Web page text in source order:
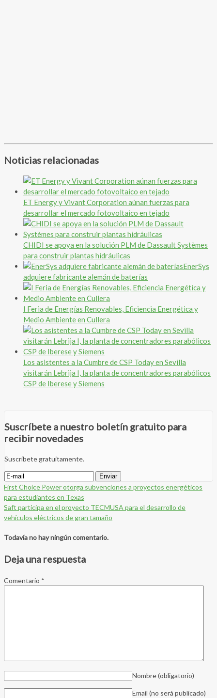
Noticias relacionadas
ET Energy y Vivant Corporation aúnan fuerzas para
desarrollar el mercado fotovoltaico en tejado
CHIDI se apoya en la solución PLM de Dassault Systèmes
para construir plantas hidráulicas
EnerSys
adquiere fabricante alemán de baterías
I Feria de Energías Renovables, Eficiencia Energética y
Medio Ambiente en Cullera
Los asistentes a la Cumbre de CSP Today en Sevilla
visitarán Lebrija I, la planta de concentradores parabólicos
CSP de Iberese y Siemens
Suscríbete a nuestro boletín gratuito para
recibir novedades
Suscríbete gratuitamente.
First Choice Power otorga subvenciones a proyectos energéticos
para estudiantes en Texas
Saft participa en el proyecto TECMUSA para el desarrollo de
vehículos eléctricos de gran tamaño
Todavía no hay ningún comentario.
Deja una respuesta
Comentario *
Nombre(obligatorio)
Email (no será publicado)